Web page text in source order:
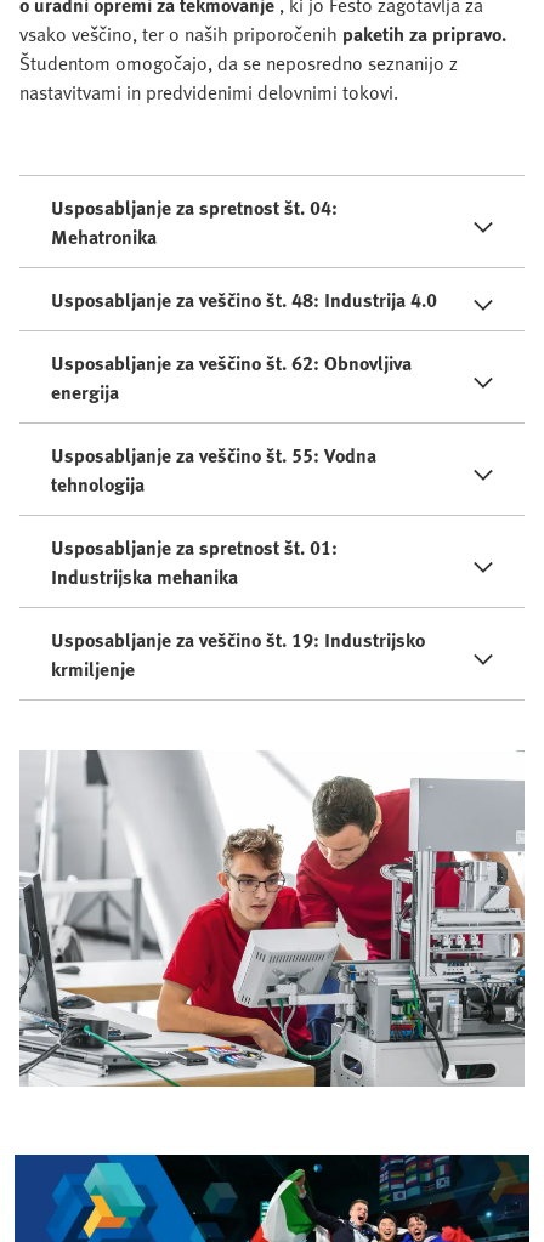
vsako veščino, ter o naših priporočenih paketih za pripravo.
Študentom omogočajo, da se neposredno seznanijo z
nastavitvami in predvidenimi delovnimi tokovi.
Usposabljanje za spretnost št. 04:
Mehatronika
Usposabljanje za veščino št. 48: Industrija 4.0
Usposabljanje za veščino št. 62: Obnovljiva
energija
Usposabljanje za veščino št. 55: Vodna
tehnologija
Usposabljanje za spretnost št. 01:
Industrijska mehanika
Usposabljanje za veščino št. 19: Industrijsko
krmiljenje